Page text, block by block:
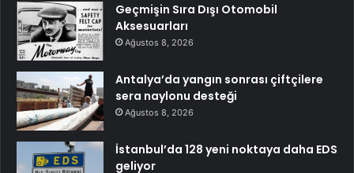
Geçmişin Sıra Dışı Otomobil
Aksesuarları
Ağustos 8, 2026
Antalya’da yangın sonrası çiftçilere
sera naylonu desteği
Ağustos 8, 2026
İstanbul’da 128 yeni noktaya daha EDS
geliyor